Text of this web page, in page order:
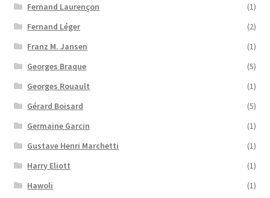
Fernand Laurençon
(1)
Fernand Léger
(2)
Franz M. Jansen
(1)
Georges Braque
(5)
Georges Rouault
(1)
Gérard Boisard
(5)
Germaine Garcin
(1)
Gustave Henri Marchetti
(1)
Harry Eliott
(1)
Hawoli
(1)